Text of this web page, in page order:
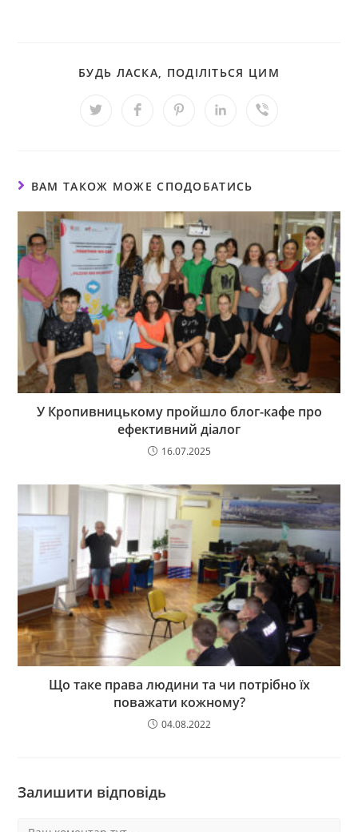
БУДЬ ЛАСКА, ПОДІЛІТЬСЯ ЦИМ
ВАМ ТАКОЖ МОЖЕ СПОДОБАТИСЬ
У Кропивницькому пройшло блог-кафе про
ефективний діалог
16.07.2025
Що таке права людини та чи потрібно їх
поважати кожному?
04.08.2022
Залишити відповідь